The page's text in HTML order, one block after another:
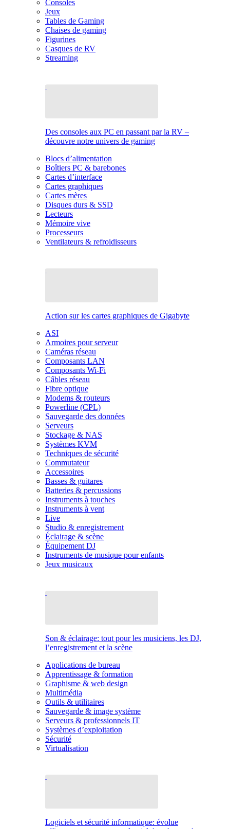
Consoles
Jeux
Tables de Gaming
Chaises de gaming
Figurines
Casques de RV
Streaming
Des consoles aux PC en passant par la RV –
découvre notre univers de gaming
Blocs d’alimentation
Boîtiers PC & barebones
Cartes d’interface
Cartes graphiques
Cartes mères
Disques durs & SSD
Lecteurs
Mémoire vive
Processeurs
Ventilateurs & refroidisseurs
Action sur les cartes graphiques de Gigabyte
ASI
Armoires pour serveur
Caméras réseau
Composants LAN
Composants Wi-Fi
Câbles réseau
Fibre optique
Modems & routeurs
Powerline (CPL)
Sauvegarde des données
Serveurs
Stockage & NAS
Systèmes KVM
Techniques de sécurité
Commutateur
Accessoires
Basses & guitares
Batteries & percussions
Instruments à touches
Instruments à vent
Live
Studio & enregistrement
Éclairage & scène
Équipement DJ
Instruments de musique pour enfants
Jeux musicaux
Son & éclairage: tout pour les musiciens, les DJ,
l’enregistrement et la scène
Applications de bureau
Apprentissage & formation
Graphisme & web design
Multimédia
Outils & utilitaires
Sauvegarde & image système
Serveurs & professionnels IT
Systèmes d’exploitation
Sécurité
Virtualisation
Logiciels et sécurité informatique: évolue